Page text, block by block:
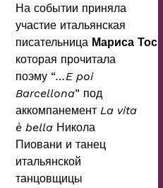
На событии приняла
участие итальянская
писательница Мариса
которая прочитала
поэму “…E poi
Barcellona” под
аккомпанементLa vita
è bella Никола
Пиовани и танец
итальянской
танцовщицы